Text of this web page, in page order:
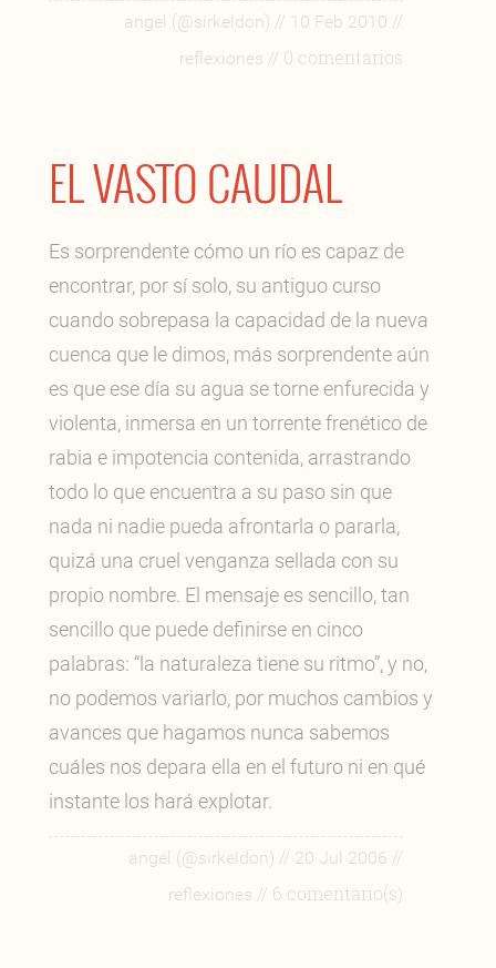
angel (@sirkeldon) // 10 Feb 2010 //
reflexiones // 0 comentarios
EL VASTO CAUDAL
Es sorprendente cómo un río es capaz de
encontrar, por sí solo, su antiguo curso
cuando sobrepasa la capacidad de la nueva
cuenca que le dimos, más sorprendente aún
es que ese día su agua se torne enfurecida y
violenta, inmersa en un torrente frenético de
rabia e impotencia contenida, arrastrando
todo lo que encuentra a su paso sin que
nada ni nadie pueda afrontarla o pararla,
quizá una cruel venganza sellada con su
propio nombre. El mensaje es sencillo, tan
sencillo que puede definirse en cinco
palabras: “la naturaleza tiene su ritmo”, y no,
no podemos variarlo, por muchos cambios y
avances que hagamos nunca sabemos
cuáles nos depara ella en el futuro ni en qué
instante los hará explotar.
angel (@sirkeldon) // 20 Jul 2006 //
reflexiones // 6 comentario(s)